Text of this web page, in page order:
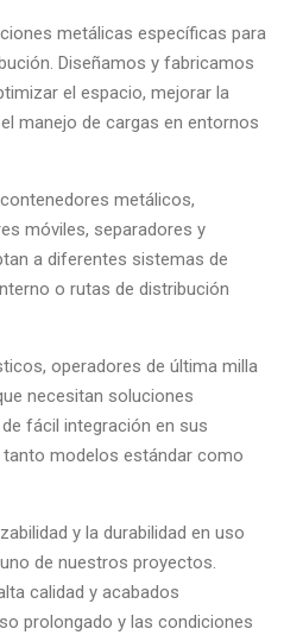
metálicas específicas para
Diseñamos y fabricamos
el espacio, mejorar la
manejo de cargas en entornos
metálicos,
móviles, separadores y
a diferentes sistemas de
o rutas de distribución
operadores de última milla
necesitan soluciones
fácil integración en sus
modelos estándar como
y la durabilidad en uso
de nuestros proyectos.
calidad y acabados
prolongado y las condiciones